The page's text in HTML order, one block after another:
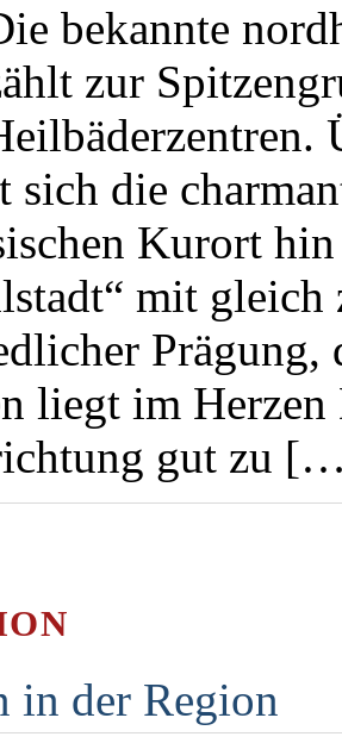
bekannte
zur
sich die
Kurort
mit
Prägung,
liegt im Herzen
gut zu
in der Region